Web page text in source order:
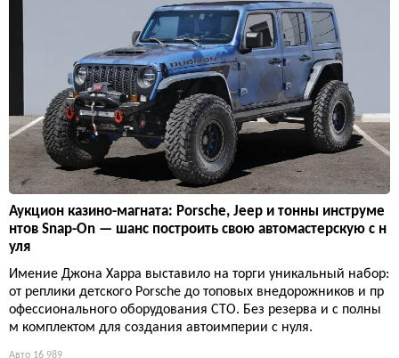
Аукцион казино-магната: Porsche, Jeep и тонны инструме
нтов Snap-On — шанс построить свою автомастерскую с н
уля
Имение Джона Харра выставило на торги уникальный набор:
от реплики детского Porsche до топовых внедорожников и пр
офессионального оборудования СТО. Без резерва и с полны
м комплектом для создания автоимперии с нуля.
Авто 16 989